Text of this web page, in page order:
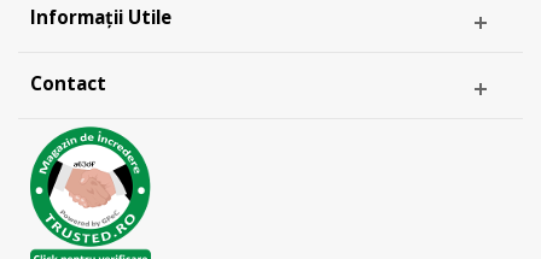
Informații Utile
Contact